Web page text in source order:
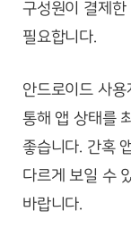
구성원이 결제한
필요합니다.
안드로이드 사용
통해 앱 상태를
좋습니다. 간혹
다르게 보일 수
바랍니다.